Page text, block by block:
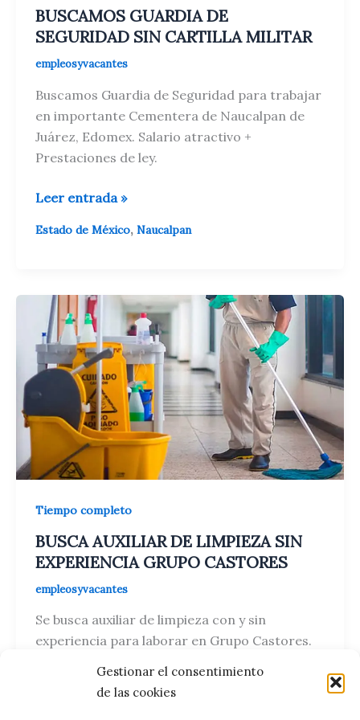
Gestionar el consentimiento
de las cookies
BUSCAMOS GUARDIA DE
SEGURIDAD SIN CARTILLA MILITAR
empleosyvacantes
Buscamos Guardia de Seguridad para trabajar
en importante Cementera de Naucalpan de
Juárez, Edomex. Salario atractivo +
Prestaciones de ley.
BUSCAMOS
DE
CARTILLA
MILITAR
Leer entrada »
Estado de México, Naucalpan
Tiempo completo
BUSCA AUXILIAR DE LIMPIEZA SIN
EXPERIENCIA GRUPO CASTORES
empleosyvacantes
Se busca auxiliar de limpieza con y sin
experiencia para laborar en Grupo Castores.
Leer entrada »